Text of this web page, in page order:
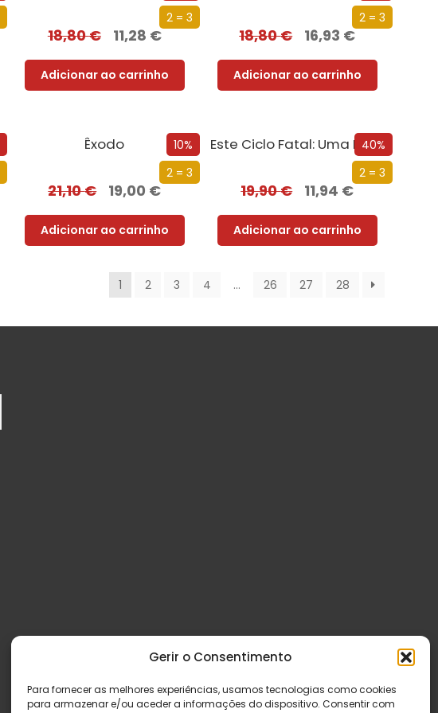
Gerir o Consentimento
Para fornecer as melhores experiências, usamos tecnologias como cookies
para armazenar e/ou aceder a informações do dispositivo. Consentir com
2 = 3
18,80€ 11,28 €
Adicionar ao carrinho
2 = 3
18,80€ 16,93 €
Adicionar ao carrinho
10%
2 = 3
Êxodo
21,10€ 19,00 €
Adicionar ao carrinho
40%
2 = 3
Este Ciclo Fatal: Uma História da Morte
19,90€ 11,94 €
Adicionar ao carrinho
1 2 3 4 … 26 27 28